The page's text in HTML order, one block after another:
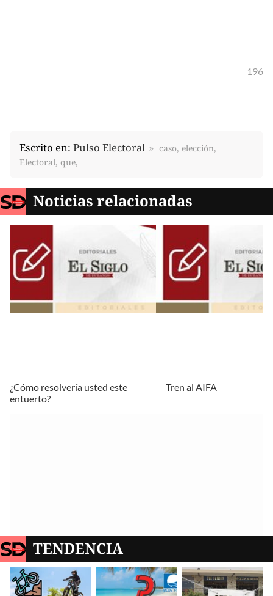
196
Escrito en: Pulso Electoral
caso, elección,
Electoral, que,
Noticias relacionadas
¿Cómo resolvería usted este
entuerto?
Tren al AIFA
TENDENCIA